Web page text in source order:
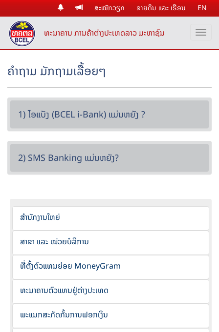
ສະໝັກວຽກ ຂາຍດິນ ແລະ ເຮືອນ EN
ທະນາຄານ ການຄ້າຕ່າງປະເທດລາວ ມະຫາຊົນ
ຄໍາຖາມ ມັກຖາມເລື້ອຍໆ
1) ໄອແບັງ (BCEL i-Bank) ແມ່ນຫຍັງ ?
2) SMS Banking ແມ່ນຫຍັງ?
ສໍານັກງານໃຫຍ່
ສາຂາ ແລະ ໜ່ວຍບໍລິການ
ທີ່ຕັ້ງຕົວແທນຍ່ອຍ MoneyGram
ທະນາຄານຕົວແທນຢູ່ຕ່າງປະເທດ
ພະແນກສະກັດກັ້ນການຟອກເງິນ